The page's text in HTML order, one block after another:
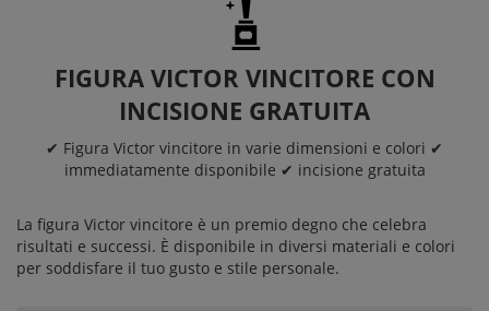
FIGURA VICTOR VINCITORE CON
INCISIONE GRATUITA
✔ Figura Victor vincitore in varie dimensioni e colori ✔
immediatamente disponibile ✔ incisione gratuita
La figura Victor vincitore è un premio degno che celebra
risultati e successi. È disponibile in diversi materiali e colori
per soddisfare il tuo gusto e stile personale.